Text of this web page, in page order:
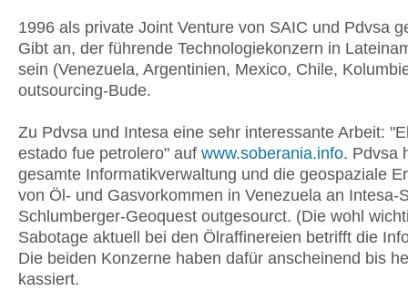
1996 als private Joint Venture von SAIC und Pdvsa
Gibt an, der führende Technologiekonzern in
sein (Venezuela, Argentinien, Mexico, Chile,
outsourcing-Bude.
Zu Pdvsa und Intesa eine sehr interessante Arbeit:
estado fue petrolero" auf www.soberania.info. Pdvsa
gesamte Informatikverwaltung und die geospaziale
von Öl- und Gasvorkommen in Venezuela an Intesa-
Schlumberger-Geoquest outgesourct. (Die wohl
Sabotage aktuell bei den Ölraffinereien betrifft die
Die beiden Konzerne haben dafür anscheinend bis
kassiert.